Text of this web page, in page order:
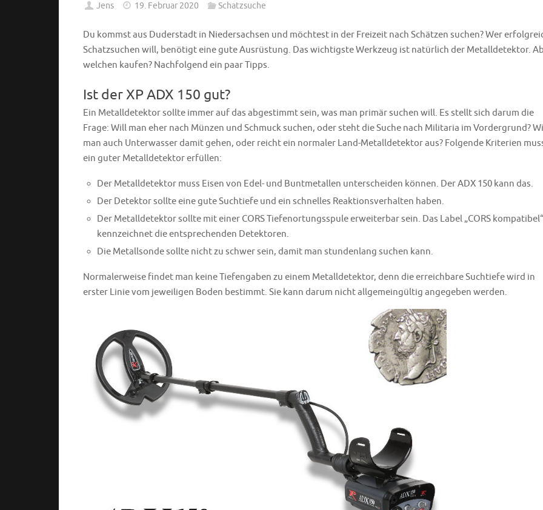
Jens 19. Februar 2020 Schatzsuche
Du kommst aus Duderstadt in Niedersachsen und möchtest in der Freizeit nach Schätzen suchen? Wer
Schatzsuchen will, benötigt eine gute Ausrüstung. Das wichtigste Werkzeug ist natürlich der Metalldetektor.
welchen kaufen? Nachfolgend ein paar Tipps.
Ist der XP ADX 150 gut?
Ein Metalldetektor sollte immer auf das abgestimmt sein, was man primär suchen will. Es stellt sich darum die
Frage: Will man eher nach Münzen und Schmuck suchen, oder steht die Suche nach Militaria im Vordergrund?
man auch Unterwasser damit gehen, oder reicht ein normaler Land-Metalldetektor aus? Folgende Kriterien
ein guter Metalldetektor erfüllen:
Der Metalldetektor muss Eisen von Edel- und Buntmetallen unterscheiden können. Der ADX 150 kann das.
Der Detektor sollte eine gute Suchtiefe und ein schnelles Reaktionsverhalten haben.
Der Metalldetektor sollte mit einer CORS Tiefenortungsspule erweiterbar sein. Das Label „CORS kompatibel“
kennzeichnet die entsprechenden Detektoren.
Die Metallsonde sollte nicht zu schwer sein, damit man stundenlang suchen kann.
Normalerweise findet man keine Tiefengaben zu einem Metalldetektor, denn die erreichbare Suchtiefe wird in
erster Linie vom jeweiligen Boden bestimmt. Sie kann darum nicht allgemeingültig angegeben werden.